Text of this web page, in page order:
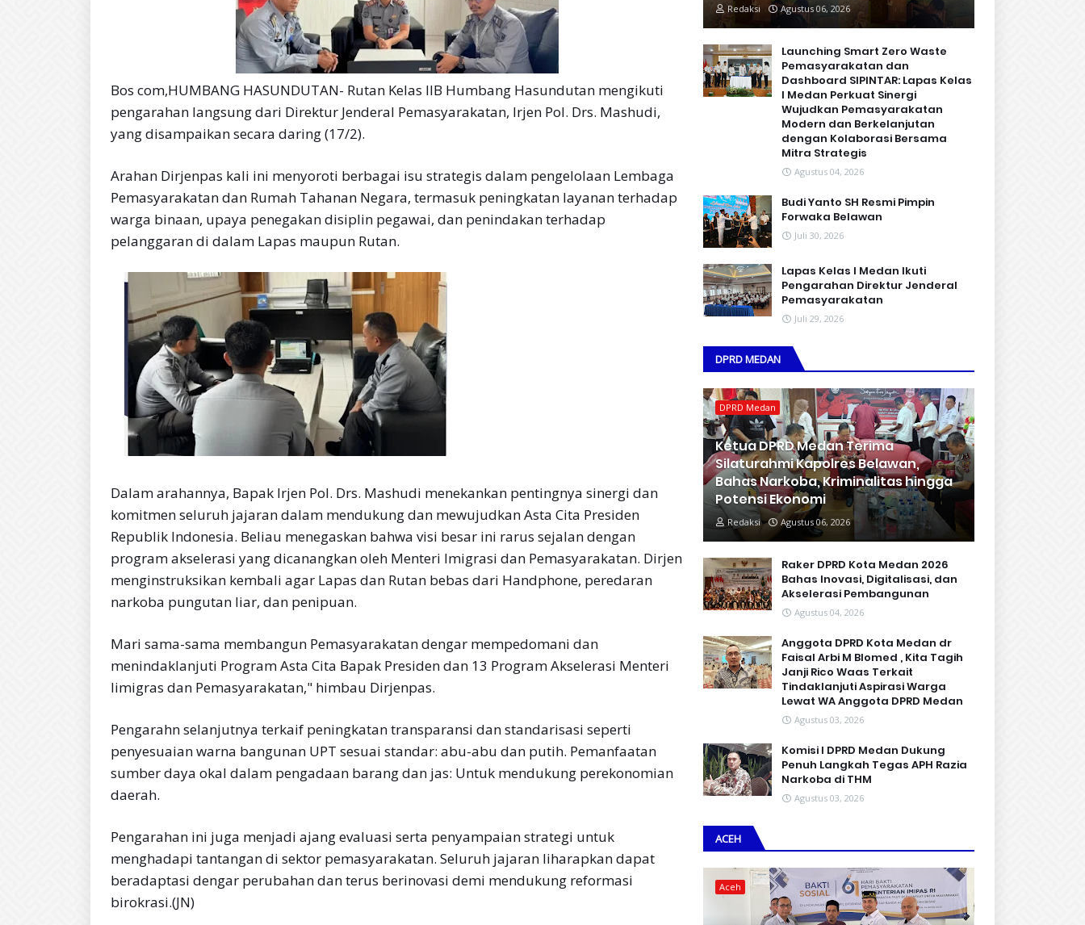
Bos com,HUMBANG HASUNDUTAN- Rutan Kelas IIB Humbang Hasundutan mengikuti
pengarahan langsung dari Direktur Jenderal Pemasyarakatan, Irjen Pol. Drs. Mashudi,
yang disampaikan secara daring (17/2).
Arahan Dirjenpas kali ini menyoroti berbagai isu strategis dalam pengelolaan Lembaga
Pemasyarakatan dan Rumah Tahanan Negara, termasuk peningkatan layanan terhadap
warga binaan, upaya penegakan disiplin pegawai, dan penindakan terhadap
pelanggaran di dalam Lapas maupun Rutan.
Dalam arahannya, Bapak Irjen Pol. Drs. Mashudi menekankan pentingnya sinergi dan
komitmen seluruh jajaran dalam mendukung dan mewujudkan Asta Cita Presiden
Republik Indonesia. Beliau menegaskan bahwa visi besar ini rarus sejalan dengan
program akselerasi yang dicanangkan oleh Menteri Imigrasi dan Pemasyarakatan. Dirjen
menginstruksikan kembali agar Lapas dan Rutan bebas dari Handphone, peredaran
narkoba pungutan liar, dan penipuan.
Mari sama-sama membangun Pemasyarakatan dengar mempedomani dan
menindaklanjuti Program Asta Cita Bapak Presiden dan 13 Program Akselerasi Menteri
limigras dan Pemasyarakatan," himbau Dirjenpas.
Pengarahn selanjutnya terkaif peningkatan transparansi dan standarisasi seperti
penyesuaian warna bangunan UPT sesuai standar: abu-abu dan putih. Pemanfaatan
sumber daya okal dalam pengadaan barang dan jas: Untuk mendukung perekonomian
daerah.
Pengarahan ini juga menjadi ajang evaluasi serta penyampaian strategi untuk
menghadapi tantangan di sektor pemasyarakatan. Seluruh jajaran liharapkan dapat
beradaptasi dengar perubahan dan terus berinovasi demi mendukung reformasi
birokrasi.(JN)
Redaksi Agustus 06, 2026
Launching Smart Zero Waste
Pemasyarakatan dan
Dashboard SIPINTAR: Lapas Kelas
I Medan Perkuat Sinergi
Wujudkan Pemasyarakatan
Modern dan Berkelanjutan
dengan Kolaborasi Bersama
Mitra Strategis
Agustus 04, 2026
Budi Yanto SH Resmi Pimpin
Forwaka Belawan
Juli 30, 2026
Lapas Kelas I Medan Ikuti
Pengarahan Direktur Jenderal
Pemasyarakatan
Juli 29, 2026
DPRD MEDAN
DPRD Medan
Ketua DPRD Medan Terima
Silaturahmi Kapolres Belawan,
Bahas Narkoba, Kriminalitas hingga
Potensi Ekonomi
Redaksi Agustus 06, 2026
Raker DPRD Kota Medan 2026
Bahas Inovasi, Digitalisasi, dan
Akselerasi Pembangunan
Agustus 04, 2026
Anggota DPRD Kota Medan dr
Faisal Arbi M Blomed , Kita Tagih
Janji Rico Waas Terkait
Tindaklanjuti Aspirasi Warga
Lewat WA Anggota DPRD Medan
Agustus 03, 2026
Komisi I DPRD Medan Dukung
Penuh Langkah Tegas APH Razia
Narkoba di THM
Agustus 03, 2026
ACEH
Aceh